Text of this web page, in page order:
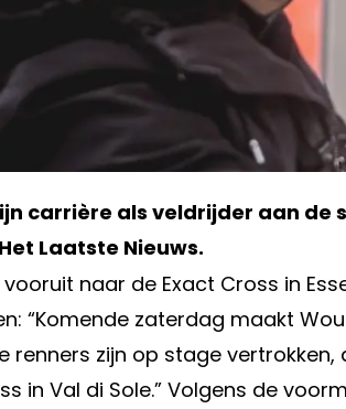
carrière als veldrijder aan de
Laatste Nieuws.
naar de Exact Cross in
“Komende zaterdag maakt
renners zijn op stage
in Val di Sole.” Volgens de